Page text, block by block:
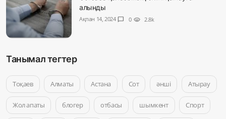
алынды
Ақпан 14, 2024 chat_bubble 0 visibility 2.8k
Танымал тегтер
Тоқаев Алматы Астана Сот әнші Атырау
Жол апаты блогер отбасы шымкент Спорт